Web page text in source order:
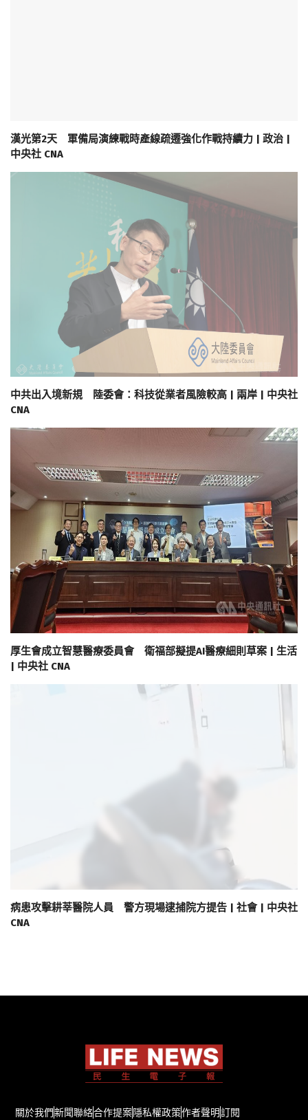
漢光第2天 軍備局演練戰時產線疏遷強化作戰持續力 | 政治 |
中央社 CNA
中共出入境新規 陸委會：科技從業者風險較高 | 兩岸 | 中央社
CNA
厚生會成立智慧醫療委員會 衛福部擬提AI醫療細則草案 | 生活
| 中央社 CNA
病患攻擊耕莘醫院人員 警方現場逮捕院方提告 | 社會 | 中央社
CNA
關於我們新聞聯絡合作提案隱私權政策作者聲明訂閱